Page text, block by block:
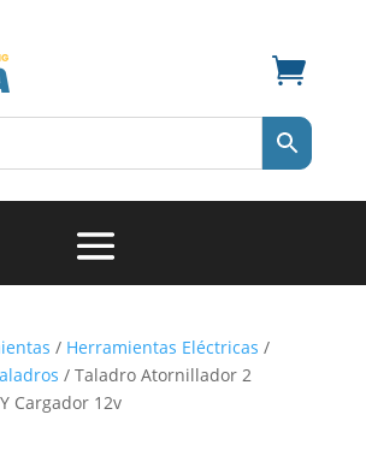

/ Herramientas Eléctricas /
/ Taladro Atornillador 2
Cargador 12v